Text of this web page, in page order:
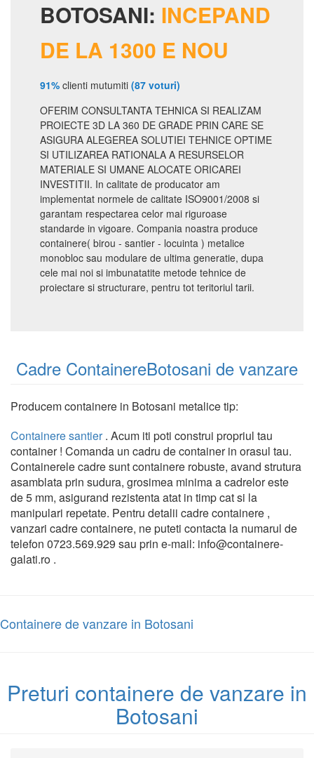
BOTOSANI: INCEPAND
DE LA 1300 E NOU
91% clienti mutumiti (87 voturi)
OFERIM CONSULTANTA TEHNICA SI REALIZAM
PROIECTE 3D LA 360 DE GRADE PRIN CARE SE
ASIGURA ALEGEREA SOLUTIEI TEHNICE OPTIME
SI UTILIZAREA RATIONALA A RESURSELOR
MATERIALE SI UMANE ALOCATE ORICAREI
INVESTITII. In calitate de producator am
implementat normele de calitate ISO9001/2008 si
garantam respectarea celor mai riguroase
standarde in vigoare. Compania noastra produce
containere( birou - santier - locuinta ) metalice
monobloc sau modulare de ultima generatie, dupa
cele mai noi si imbunatatite metode tehnice de
proiectare si structurare, pentru tot teritoriul tarii.
Cadre ContainereBotosani de vanzare
Producem containere in Botosani metalice tip:
Containere santier. Acum iti poti construi propriul tau
container ! Comanda un cadru de container in orasul tau.
Containerele cadre sunt containere robuste, avand strutura
asamblata prin sudura, grosimea minima a cadrelor este
de 5 mm, asigurand rezistenta atat in timp cat si la
manipulari repetate. Pentru detalii cadre containere ,
vanzari cadre containere, ne puteti contacta la numarul de
telefon 0723.569.929 sau prin e-mail: info@containere-
galati.ro .
Containere de vanzare in Botosani
Preturi containere de vanzare in
Botosani